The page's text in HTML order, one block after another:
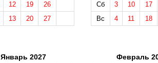
12 19
26
13 20 27
Сб
3 10 17
Вс
4 11 18
Январь 2027 Февраль